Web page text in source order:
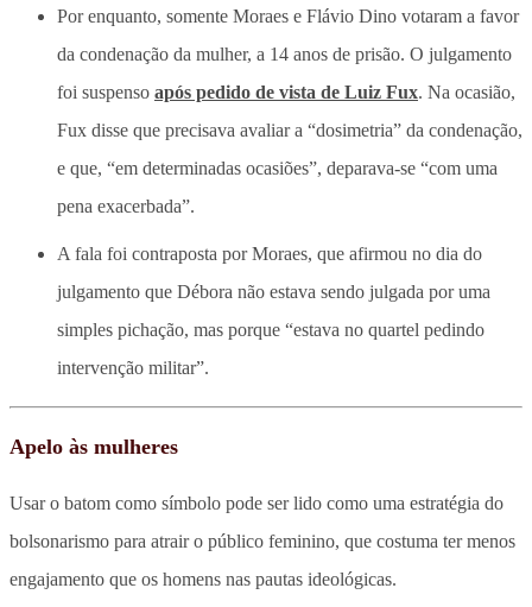
Por enquanto, somente Moraes e Flávio Dino votaram a favor
da condenação da mulher, a 14 anos de prisão. O julgamento
foi suspenso após pedido de vista de Luiz Fux. Na ocasião,
Fux disse que precisava avaliar a “dosimetria” da condenação,
e que, “em determinadas ocasiões”, deparava-se “com uma
pena exacerbada”.
A fala foi contraposta por Moraes, que afirmou no dia do
julgamento que Débora não estava sendo julgada por uma
simples pichação, mas porque “estava no quartel pedindo
intervenção militar”.
Apelo às mulheres
Usar o batom como símbolo pode ser lido como uma estratégia do
bolsonarismo para atrair o público feminino, que costuma ter menos
engajamento que os homens nas pautas ideológicas.